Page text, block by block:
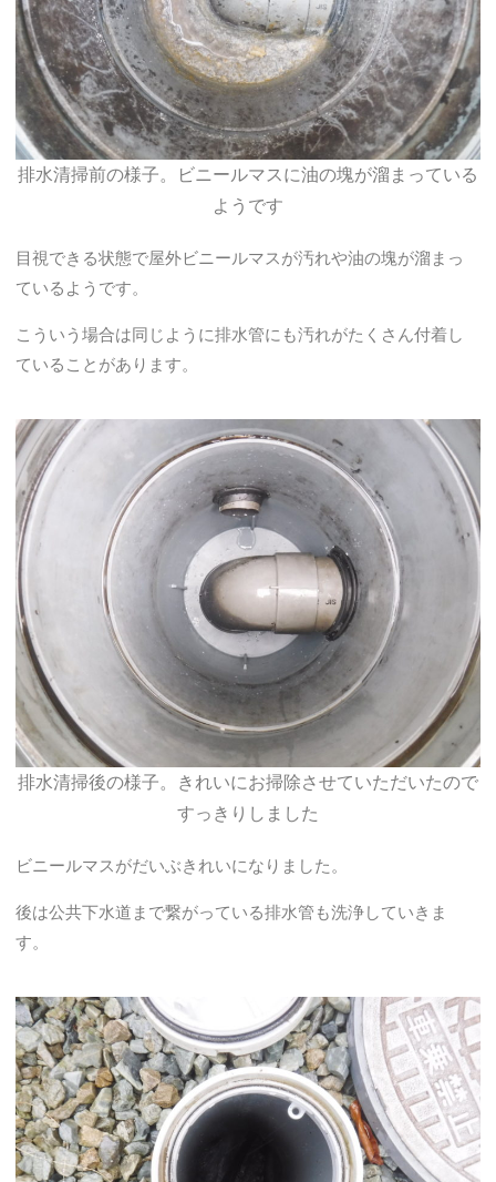
排水清掃前の様子。ビニールマスに油の塊が溜まっている
ようです
目視できる状態で屋外ビニールマスが汚れや油の塊が溜まっ
ているようです。
こういう場合は同じように排水管にも汚れがたくさん付着し
ていることがあります。
排水清掃後の様子。きれいにお掃除させていただいたので
すっきりしました
ビニールマスがだいぶきれいになりました。
後は公共下水道まで繋がっている排水管も洗浄していきま
す。